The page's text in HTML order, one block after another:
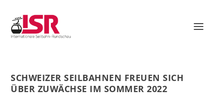
SCHWEIZER SEILBAHNEN FREUEN SICH
ÜBER ZUWÄCHSE IM SOMMER 2022